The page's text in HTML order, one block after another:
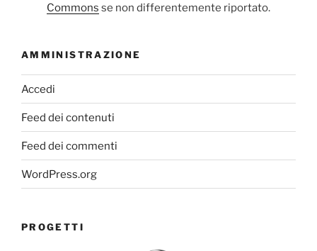
Commons se non differentemente riportato.
AMMINISTRAZIONE
Accedi
Feed dei contenuti
Feed dei commenti
WordPress.org
PROGETTI